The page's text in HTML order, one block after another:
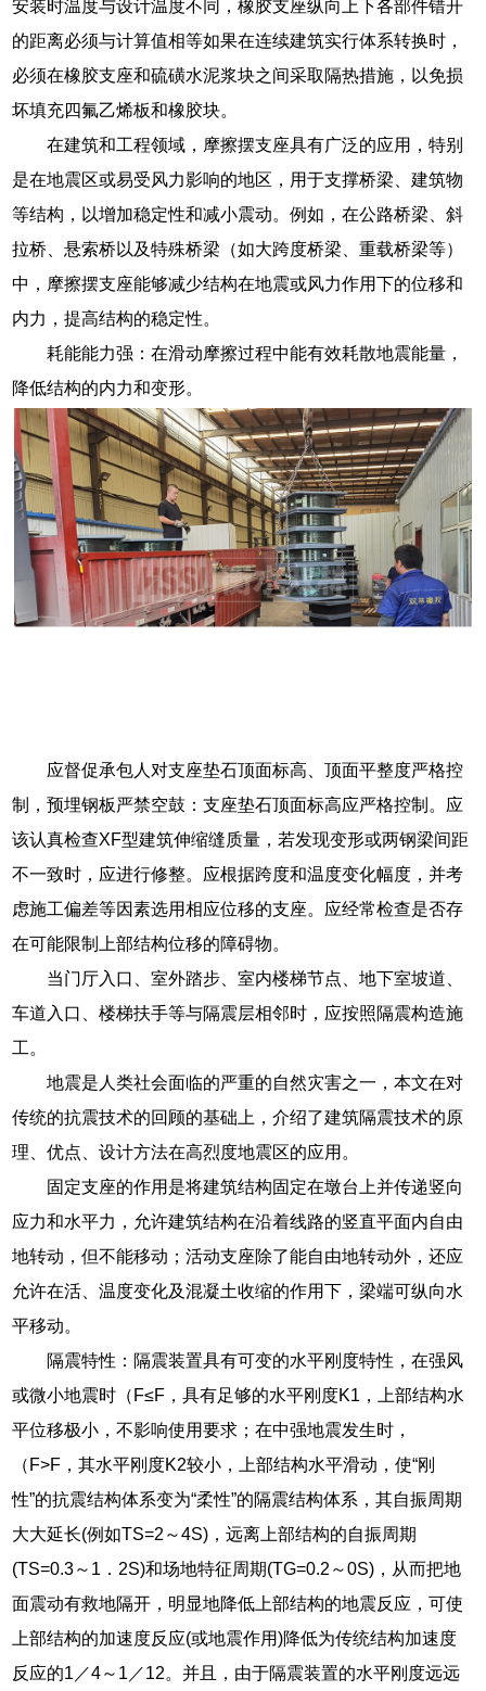
安装时温度与设计温度不同，橡胶支座纵向上下各部件错开
的距离必须与计算值相等如果在连续建筑实行体系转换时，
必须在橡胶支座和硫磺水泥浆块之间采取隔热措施，以免损
坏填充四氟乙烯板和橡胶块。
在建筑和工程领域，摩擦摆支座具有广泛的应用，特别
是在地震区或易受风力影响的地区，用于支撑桥梁、建筑物
等结构，以增加稳定性和减小震动。例如，在公路桥梁、斜
拉桥、悬索桥以及特殊桥梁（如大跨度桥梁、重载桥梁等）
中，摩擦摆支座能够减少结构在地震或风力作用下的位移和
内力，提高结构的稳定性。
耗能能力强：在滑动摩擦过程中能有效耗散地震能量，
降低结构的内力和变形。
应督促承包人对支座垫石顶面标高、顶面平整度严格控
制，预埋钢板严禁空鼓：支座垫石顶面标高应严格控制。应
该认真检查XF型建筑伸缩缝质量，若发现变形或两钢梁间距
不一致时，应进行修整。应根据跨度和温度变化幅度，并考
虑施工偏差等因素选用相应位移的支座。应经常检查是否存
在可能限制上部结构位移的障碍物。
当门厅入口、室外踏步、室内楼梯节点、地下室坡道、
车道入口、楼梯扶手等与隔震层相邻时，应按照隔震构造施
工。
地震是人类社会面临的严重的自然灾害之一，本文在对
传统的抗震技术的回顾的基础上，介绍了建筑隔震技术的原
理、优点、设计方法在高烈度地震区的应用。
固定支座的作用是将建筑结构固定在墩台上并传递竖向
应力和水平力，允许建筑结构在沿着线路的竖直平面内自由
地转动，但不能移动；活动支座除了能自由地转动外，还应
允许在活、温度变化及混凝土收缩的作用下，梁端可纵向水
平移动。
隔震特性：隔震装置具有可变的水平刚度特性，在强风
或微小地震时（F≤F，具有足够的水平刚度K1，上部结构水
平位移极小，不影响使用要求；在中强地震发生时，
（F>F，其水平刚度K2较小，上部结构水平滑动，使“刚
性”的抗震结构体系变为“柔性”的隔震结构体系，其自振周期
大大延长(例如TS=2～4S)，远离上部结构的自振周期
(TS=0.3～1．2S)和场地特征周期(TG=0.2～0S)，从而把地
面震动有救地隔开，明显地降低上部结构的地震反应，可使
上部结构的加速度反应(或地震作用)降低为传统结构加速度
反应的1／4～1／12。并且，由于隔震装置的水平刚度远远